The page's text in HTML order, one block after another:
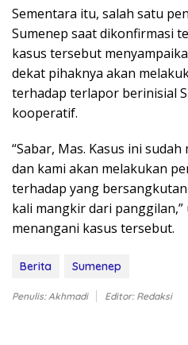
Sementara itu, salah satu
Sumenep saat dikonfirmasi
kasus tersebut
dekat pihaknya akan
terhadap terlapor berinisial
kooperatif.
“Sabar, Mas. Kasus ini
dan kami akan melakukan
terhadap yang
kali mangkir dari
menangani kasus tersebut.
Berita Sumenep
Penulis: Akhmadi Editor: Redaksi